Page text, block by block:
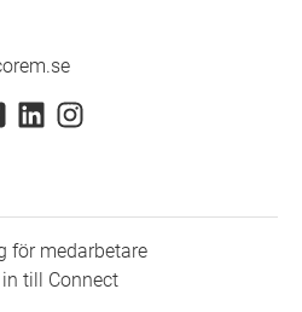
för medarbetare
till Connect